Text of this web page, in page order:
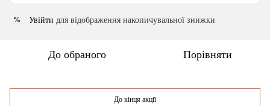
% Увійти для відображення накопичувальної знижки
До обраного Порівняти
До кінця акції